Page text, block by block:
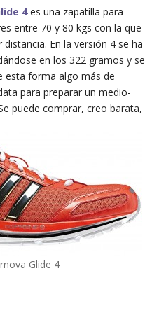
4es una zapatilla para
entre 70 y 80 kgs con la que
En la versión 4 se ha
en los 322 gramos y se
esta forma algo más de
para preparar un medio-
puede comprar, creo barata,
Glide 4